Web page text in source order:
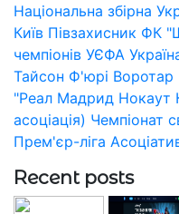
Національна збірна
Київ Півзахисник ФК
чемпіонів УЄФА
Тайсон Ф'юрі Воротар
"Реал Мадрид Нокаут
асоціація) Чемпіонат
Прем'єр-ліга
Recent posts